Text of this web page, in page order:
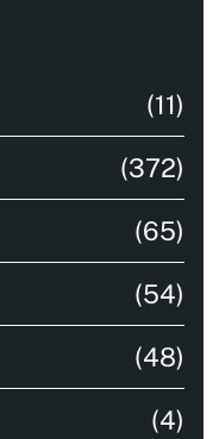
(11)
(372)
(65)
(54)
(48)
(4)